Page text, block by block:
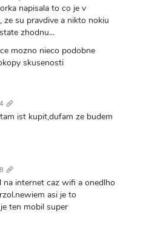
napisala to co je v
ze su pravdive a nikto nokiu
zhodnu...
mozno nieco podobne
skusenosti
odkaz
ist kupit,dufam ze budem
odkaz
na internet caz wifi a onedlho
asi je to
ten mobil super